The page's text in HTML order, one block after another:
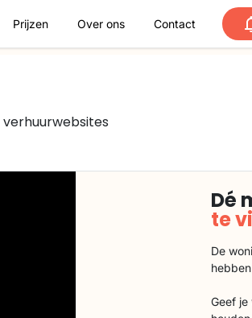
Prijzen Over ons Contact
verhuurwebsites
Dé
te
De
Geef